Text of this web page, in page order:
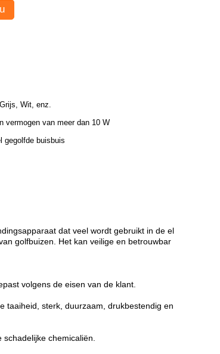
Wit, enz.
vermogen van meer dan 10 W
gegolfde buisbuis
dat veel wordt gebruikt in de el
golfbuizen. Het kan veilige en betrouwbar
volgens de eisen van de klant.
taaiheid, sterk, duurzaam, drukbestendig en
chemicaliën.